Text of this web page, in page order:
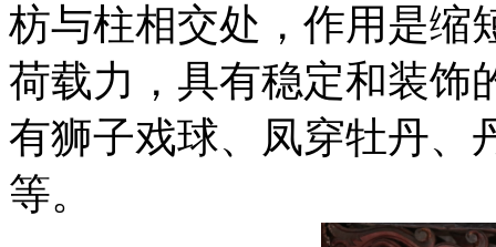
枋与柱相交处，作用是缩
荷载力，具有稳定和装饰
有狮子戏球、凤穿牡丹、
等。